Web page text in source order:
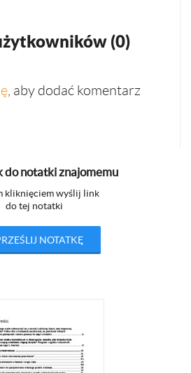
(0)
, aby dodać komentarz
do notatki znajomemu
kliknięciem wyślij link
do tej notatki
NOTATKĘ